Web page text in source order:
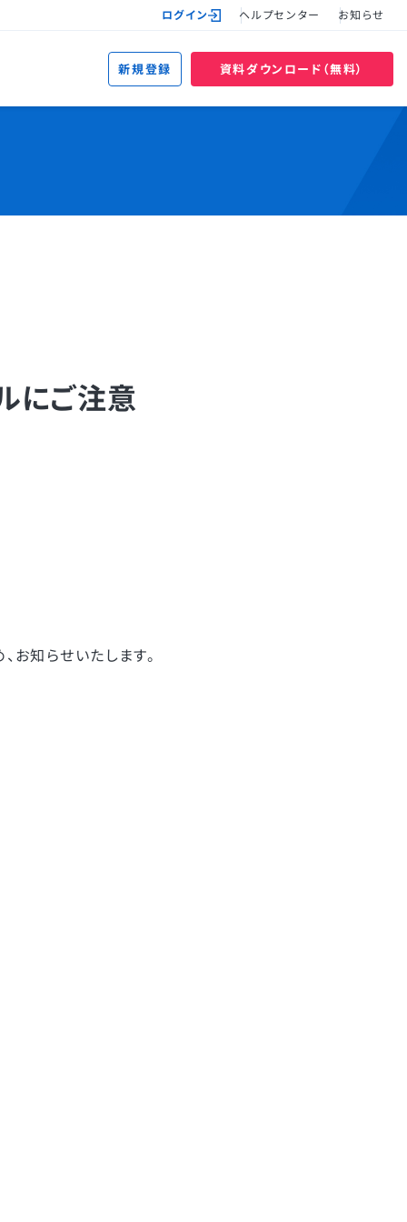
ログイン ヘルプセンター お知らせ
新規登録 資料ダウンロード（無料）
にご注意
お知らせいたします。